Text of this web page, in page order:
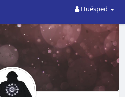
Huésped